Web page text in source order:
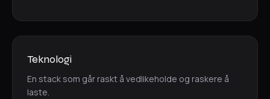
Teknologi
En stack som går raskt å vedlikeholde og raskere å
laste.